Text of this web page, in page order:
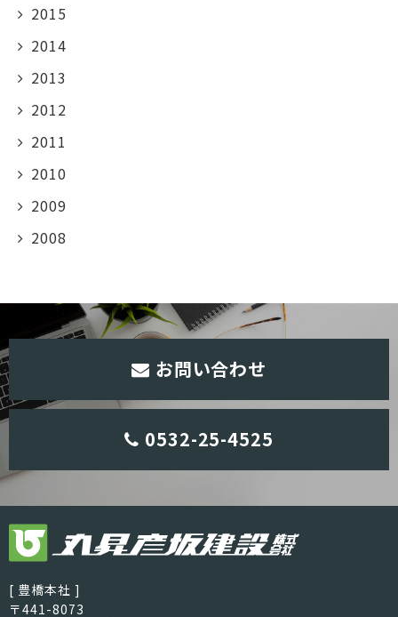
2015
2014
2013
2012
2011
2010
2009
2008
お問い合わせ
0532-25-4525
[ 豊橋本社 ]
〒441-8073